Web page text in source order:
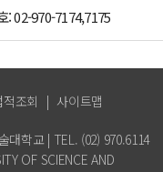
: 02-970-7174,7175
조회 | 사이트맵
대학교 | TEL. (02) 970.6114
OF SCIENCE AND